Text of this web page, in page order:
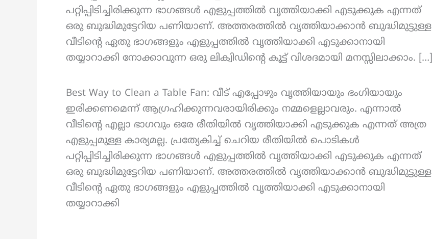
പറ്റിപ്പിടിച്ചിരിക്കുന്ന ഭാഗങ്ങൾ എളുപ്പത്തിൽ വൃത്തിയാക്കി എടുക്കുക എന്നത്
ഒരു ബുദ്ധിമുട്ടേറിയ പണിയാണ്. അത്തരത്തിൽ വൃത്തിയാക്കാൻ ബുദ്ധിമുട്ടുള്ള
വീടിന്റെ ഏതു ഭാഗങ്ങളും എളുപ്പത്തിൽ വൃത്തിയാക്കി എടുക്കാനായി
തയ്യാറാക്കി നോക്കാവുന്ന ഒരു ലിക്വിഡിന്റെ കൂട്ട് വിശദമായി മനസ്സിലാക്കാം. […]
Best Way to Clean a Table Fan: വീട് എപ്പോഴും വൃത്തിയായും ഭംഗിയായും
ഇരിക്കണമെന്ന് ആഗ്രഹിക്കുന്നവരായിരിക്കും നമ്മളെല്ലാവരും. എന്നാൽ
വീടിന്റെ എല്ലാ ഭാഗവും ഒരേ രീതിയിൽ വൃത്തിയാക്കി എടുക്കുക എന്നത് അത്ര
എളുപ്പമുള്ള കാര്യമല്ല. പ്രത്യേകിച്ച് ചെറിയ രീതിയിൽ പൊടികൾ
പറ്റിപ്പിടിച്ചിരിക്കുന്ന ഭാഗങ്ങൾ എളുപ്പത്തിൽ വൃത്തിയാക്കി എടുക്കുക എന്നത്
ഒരു ബുദ്ധിമുട്ടേറിയ പണിയാണ്. അത്തരത്തിൽ വൃത്തിയാക്കാൻ ബുദ്ധിമുട്ടുള്ള
വീടിന്റെ ഏതു ഭാഗങ്ങളും എളുപ്പത്തിൽ വൃത്തിയാക്കി എടുക്കാനായി
തയ്യാറാക്കി